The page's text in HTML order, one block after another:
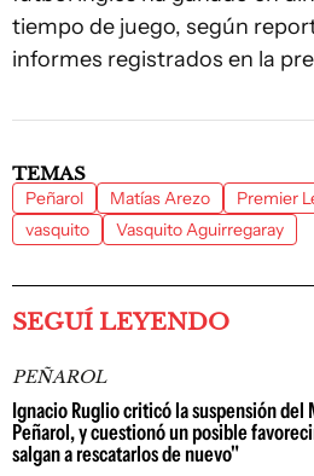
tiempo de juego, según
informes registrados en la
TEMAS
Peñarol Matías Arezo
Premier
vasquito
Vasquito Aguirregaray
SEGUÍ LEYENDO
PEÑAROL
Ignacio Ruglio criticó la suspensión del
Peñarol, y cuestionó un posible
salgan a rescatarlos de nuevo"